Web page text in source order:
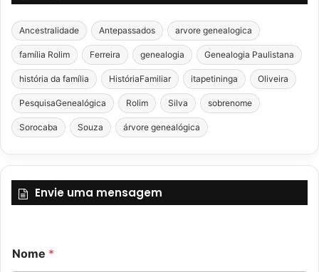
Ancestralidade Antepassados arvore genealogica
família Rolim Ferreira genealogia Genealogia Paulistana
história da família HistóriaFamiliar itapetininga Oliveira
PesquisaGenealógica Rolim Silva sobrenome
Sorocaba Souza árvore genealógica
Envie uma mensagem
Nome *